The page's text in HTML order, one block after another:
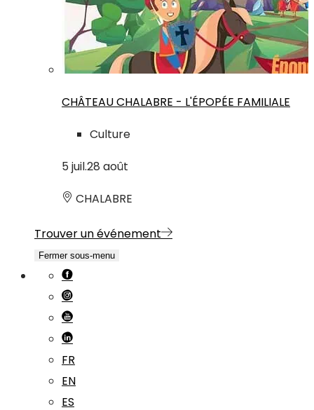
CHÂTEAU CHALABRE - L'ÉPOPÉE FAMILIALE
Culture
5 juil.28 août
CHALABRE
Trouver un événement
Fermer sous-menu
FR
EN
ES